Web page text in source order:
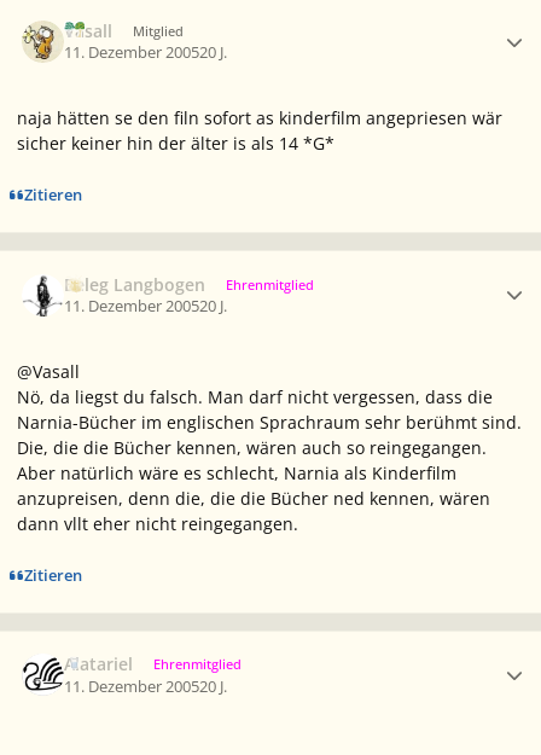
Vasall Mitglied
11. Dezember 200520 J.
naja hätten se den filn sofort as kinderfilm angepriesen wär
sicher keiner hin der älter is als 14 *G*
Zitieren
Beleg Langbogen Ehrenmitglied
11. Dezember 200520 J.
@Vasall
Nö, da liegst du falsch. Man darf nicht vergessen, dass die
Narnia-Bücher im englischen Sprachraum sehr berühmt sind.
Die, die die Bücher kennen, wären auch so reingegangen.
Aber natürlich wäre es schlecht, Narnia als Kinderfilm
anzupreisen, denn die, die die Bücher ned kennen, wären
dann vllt eher nicht reingegangen.
Zitieren
Alatariel Ehrenmitglied
11. Dezember 200520 J.